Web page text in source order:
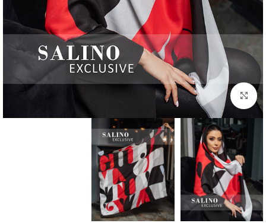
بزرگنمایی تصویر